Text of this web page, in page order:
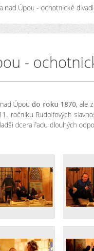
nad Úpou - ochotnické
-
nad Úpoudo roku 1870, ale
ročníku Rudolfových
dcera řadu dlouhých